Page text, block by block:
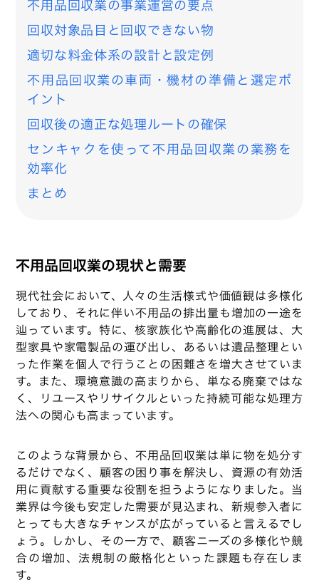
不用品回収業の事業運営の要点
回収対象品目と回収できない物
適切な料金体系の設計と設定例
不用品回収業の車両・機材の準備と選定ポ
イント
回収後の適正な処理ルートの確保
センキャクを使って不用品回収業の業務を
効率化
まとめ
不用品回収業の現状と需要
現代社会において、人々の生活様式や価値観は多様化
しており、それに伴い不用品の排出量も増加の一途を
辿っています。特に、核家族化や高齢化の進展は、大
型家具や家電製品の運び出し、あるいは遺品整理とい
った作業を個人で行うことの困難さを増大させていま
す。また、環境意識の高まりから、単なる廃棄ではな
く、リユースやリサイクルといった持続可能な処理方
法への関心も高まっています。
このような背景から、不用品回収業は単に物を処分す
るだけでなく、顧客の困り事を解決し、資源の有効活
用に貢献する重要な役割を担うようになりました。当
業界は今後も安定した需要が見込まれ、新規参入者に
とっても大きなチャンスが広がっていると言えるでし
ょう。しかし、その一方で、顧客ニーズの多様化や競
合の増加、法規制の厳格化といった課題も存在しま
す。